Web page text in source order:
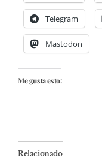
Telegram
Mastodon
Me gusta esto:
Relacionado